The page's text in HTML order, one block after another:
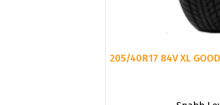
205/40R17 84V XL